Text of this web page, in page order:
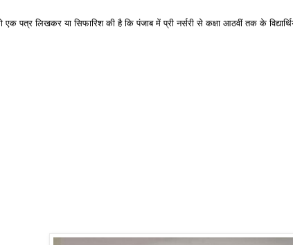
लिखकर या सिफारिश की है कि पंजाब में प्री नर्सरी से कक्षा आठवीं तक के